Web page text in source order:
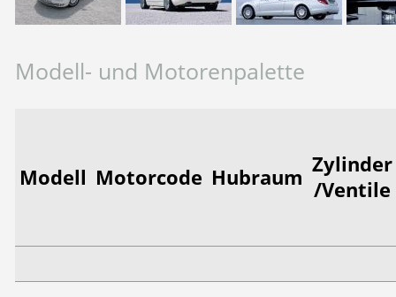
Modell- und Motorenpalette
Modell Motorcode Hubraum Zylinder
/Ventile